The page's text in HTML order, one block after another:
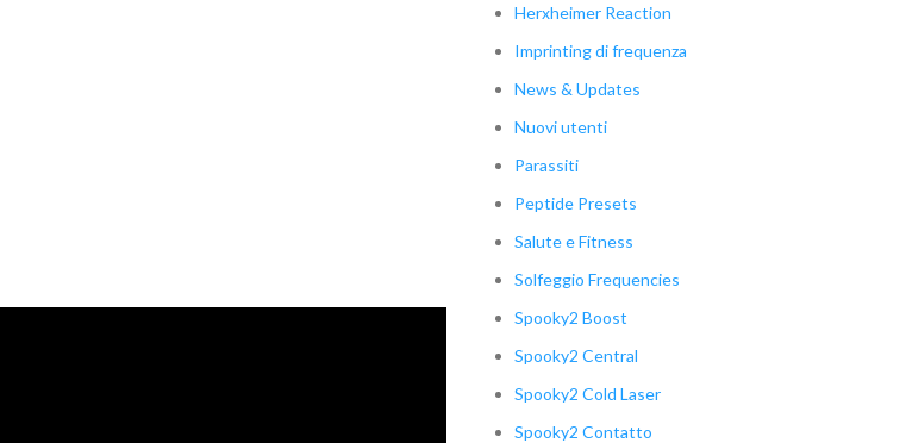
Herxheimer Reaction
Imprinting di frequenza
News & Updates
Nuovi utenti
Parassiti
Peptide Presets
Salute e Fitness
Solfeggio Frequencies
Spooky2 Boost
Spooky2 Central
Spooky2 Cold Laser
Spooky2 Contatto